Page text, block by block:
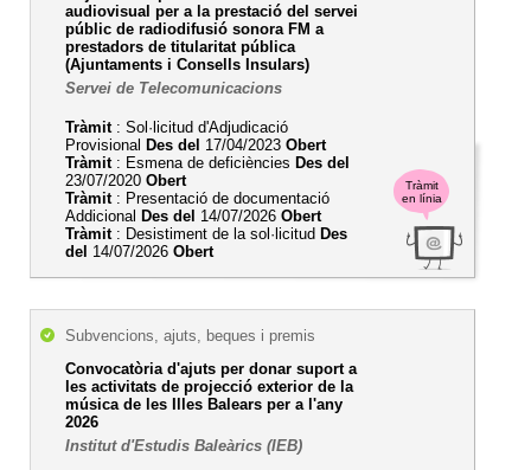
Tràmit
en línia
audiovisual per a la prestació del servei
públic de radiodifusió sonora FM a
prestadors de titularitat pública
(Ajuntaments i Consells Insulars)
Servei de Telecomunicacions
Tràmit: Sol·licitud d'Adjudicació
Provisional Des del 17/04/2023 Obert
Tràmit: Esmena de deficiències Des del
23/07/2020 Obert
Tràmit: Presentació de documentació
Addicional Des del 14/07/2026 Obert
Tràmit: Desistiment de la sol·licitud Des
del 14/07/2026 Obert
Subvencions, ajuts, beques i premis
Convocatòria d'ajuts per donar suport a
les activitats de projecció exterior de la
música de les Illes Balears per a l'any
2026
Institut d'Estudis Baleàrics (IEB)